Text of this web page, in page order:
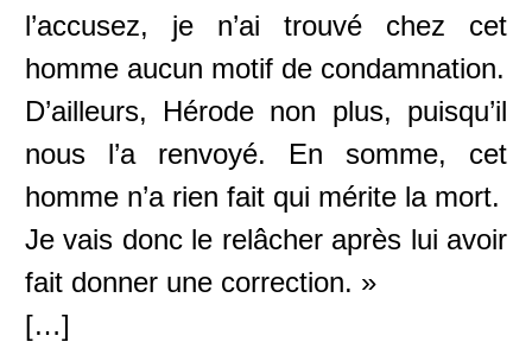
l’accusez, je n’ai trouvé chez cet
homme aucun motif de condamnation.
D’ailleurs, Hérode non plus, puisqu’il
nous l’a renvoyé. En somme, cet
homme n’a rien fait qui mérite la mort.
Je vais donc le relâcher après lui avoir
fait donner une correction. »
[…]